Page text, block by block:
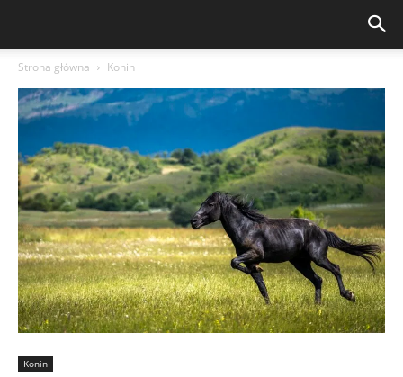
Strona główna Konin
Konin